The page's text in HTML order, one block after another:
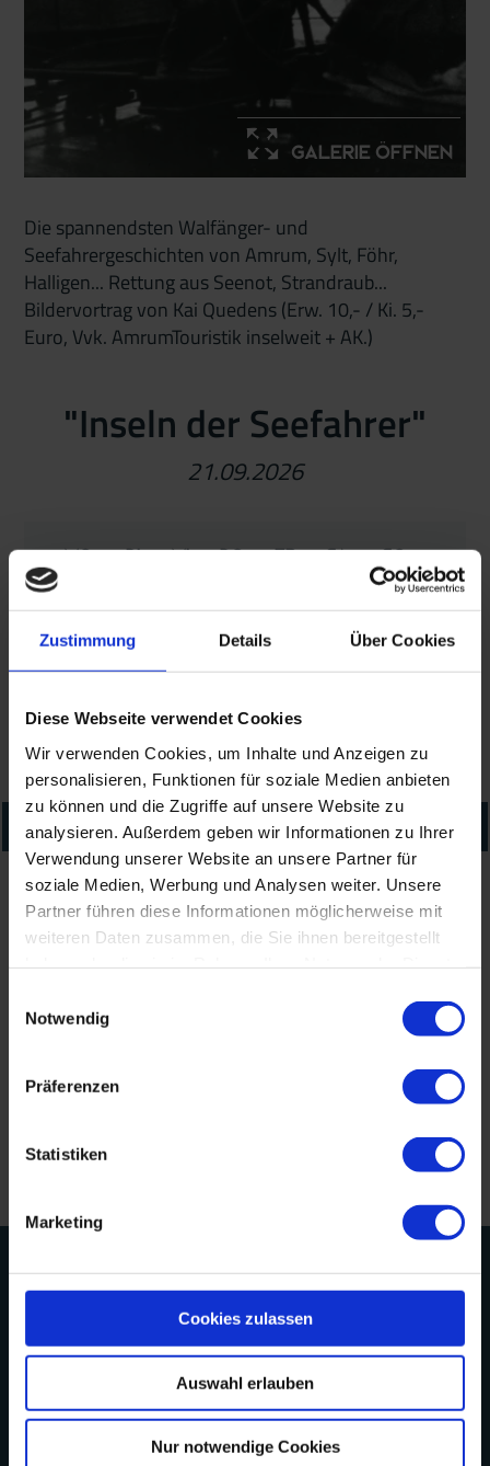
Zustimmung Details Über Cookies
Diese Webseite verwendet Cookies
Wir verwenden Cookies, um Inhalte und Anzeigen zu
personalisieren, Funktionen für soziale Medien anbieten
zu können und die Zugriffe auf unsere Website zu
analysieren. Außerdem geben wir Informationen zu Ihrer
Verwendung unserer Website an unsere Partner für
soziale Medien, Werbung und Analysen weiter. Unsere
Partner führen diese Informationen möglicherweise mit
weiteren Daten zusammen, die Sie ihnen bereitgestellt
Notwendig
Präferenzen
Statistiken
Marketing
Cookies zulassen
Auswahl erlauben
Nur notwendige Cookies
Galerie öffnen
Die spannendsten Walfänger- und
Seefahrergeschichten von Amrum, Sylt, Föhr,
Halligen... Rettung aus Seenot, Strandraub...
Bildervortrag von Kai Quedens (Erw. 10,- / Ki. 5,-
Euro, Vvk. AmrumTouristik inselweit + AK.)
"Inseln der Seefahrer"
21.09.2026
September2026
Mo Di Mi Do Fr Sa So
6
7
8 10
13
21
22 23 24 25
28
29 30 1 2 3 4
"Inseln der Seefahrer"
20:00 Uhr
Veranstaltungsort &
GEMEINDEHAUS
Henershuuch 5
25946 Norddorf auf Amrum